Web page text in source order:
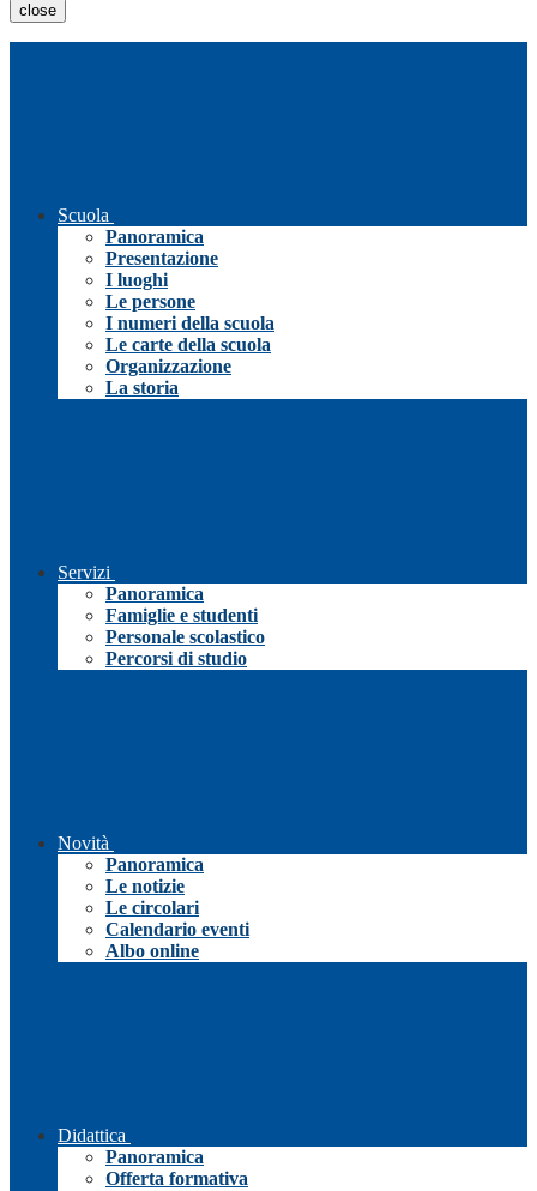
close
Scuola
Panoramica
Presentazione
I luoghi
Le persone
I numeri della scuola
Le carte della scuola
Organizzazione
La storia
Servizi
Panoramica
Famiglie e studenti
Personale scolastico
Percorsi di studio
Novità
Panoramica
Le notizie
Le circolari
Calendario eventi
Albo online
Didattica
Panoramica
Offerta formativa